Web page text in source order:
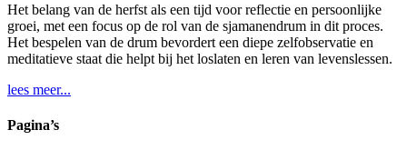
Het belang van de herfst als een tijd voor reflectie en persoonlijke
groei, met een focus op de rol van de sjamanendrum in dit proces.
Het bespelen van de drum bevordert een diepe zelfobservatie en
meditatieve staat die helpt bij het loslaten en leren van levenslessen.
lees meer...
Pagina’s